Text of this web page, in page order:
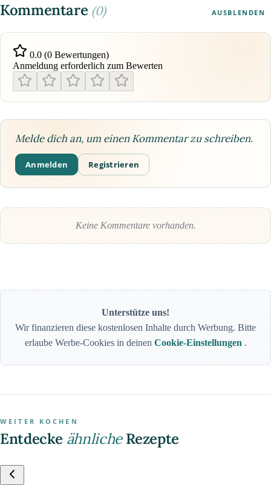
Kommentare (0) AUSBLENDEN
0.0 (0 Bewertungen)
Anmeldung erforderlich zum Bewerten
Melde dich an, um einen Kommentar zu schreiben.
Anmelden Registrieren
Keine Kommentare vorhanden.
Unterstütze uns!
Wir finanzieren diese kostenlosen Inhalte durch Werbung. Bitte
erlaube Werbe-Cookies in deinen Cookie-Einstellungen .
WEITER KOCHEN
Entdecke ähnlicheRezepte